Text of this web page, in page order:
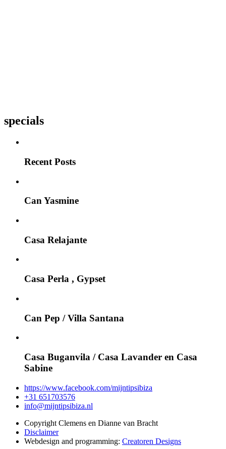
specials
Recent Posts
Can Yasmine
Casa Relajante
Casa Perla , Gypset
Can Pep / Villa Santana
Casa Buganvila / Casa Lavander en Casa
Sabine
https://www.facebook.com/mijntipsibiza
+31 651703576
info@mijntipsibiza.nl
Copyright Clemens en Dianne van Bracht
Disclaimer
Webdesign and programming: Creatoren Designs